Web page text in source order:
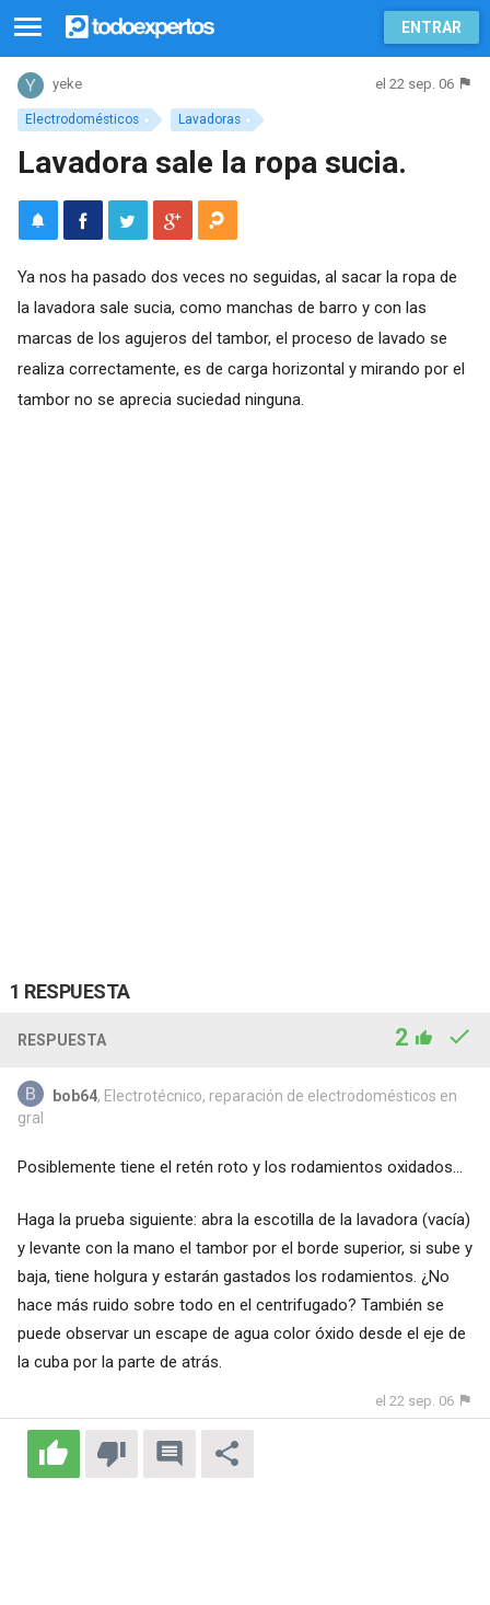
ENTRAR
Electrodomésticos Lavadoras
yeke el 22 sep. 06
Lavadora sale la ropa sucia.
Ya nos ha pasado dos veces no seguidas, al sacar la ropa de
la lavadora sale sucia, como manchas de barro y con las
marcas de los agujeros del tambor, el proceso de lavado se
realiza correctamente, es de carga horizontal y mirando por el
tambor no se aprecia suciedad ninguna.
1 RESPUESTA
RESPUESTA 2
bob64, Electrotécnico, reparación de electrodomésticos en
gral
Posiblemente tiene el retén roto y los rodamientos oxidados...
Haga la prueba siguiente: abra la escotilla de la lavadora (vacía)
y levante con la mano el tambor por el borde superior, si sube y
baja, tiene holgura y estarán gastados los rodamientos. ¿No
hace más ruido sobre todo en el centrifugado? También se
puede observar un escape de agua color óxido desde el eje de
la cuba por la parte de atrás.
el 22 sep. 06